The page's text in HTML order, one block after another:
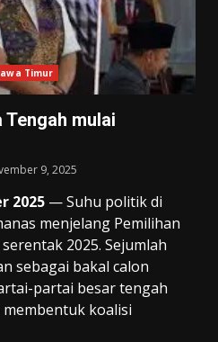
Timur
mulai
9, 2025
2025 — Suhu politik di
menjelang Pemilihan
2025. Sejumlah
sebagai bakal calon
partai besar tengah
koalisi